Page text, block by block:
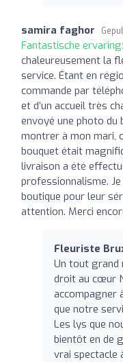
samira faghor
Fantastische ervaring:
chaleureusement la
service. Étant en
commande par
et d’un accueil très
envoyé une photo du
montrer à mon mari,
bouquet était
livraison a été
professionnalisme.
boutique pour leur
attention. Merci
Fleuriste
Un tout grand
droit au cœur
accompagner
que notre
Les lys que
bientôt en de
vrai spectacle